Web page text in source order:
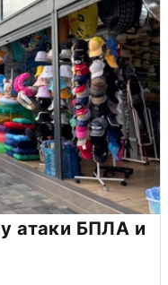
атаки БПЛА и